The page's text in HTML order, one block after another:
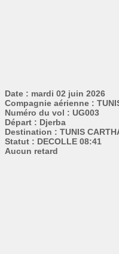
Date : mardi 02 juin 2026
Compagnie aérienne :
Numéro du vol : UG003
Départ : Djerba
Destination : TUNIS
Statut : DECOLLE 08:41
Aucun retard